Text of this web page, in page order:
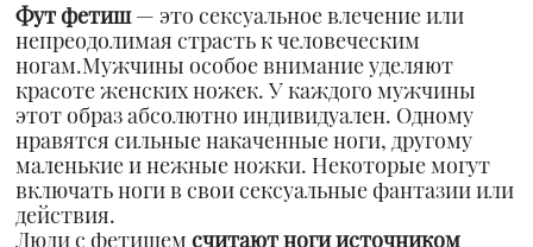
Фут фетиш— это сексуальное влечение или
непреодолимая страсть к человеческим
ногам.Мужчины особое внимание уделяют
красоте женских ножек. У каждого мужчины
этот образ абсолютно индивидуален. Одному
нравятся сильные накаченные ноги, другому
маленькие и нежные ножки. Некоторые могут
включать ноги в свои сексуальные фантазии или
действия.
Люди с фетишемсчитают ноги источником